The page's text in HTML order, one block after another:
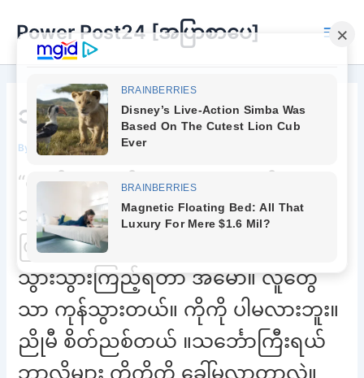
content
Power Post24 [အပြာစာပေ]
Main
သဲမထိန်းနိုင်တော့ဘူး ကိုကိုရယ်
By Chee Buu/February 16, 2023
“ဘော် … ဘော်” “ဘူ … ဘူ” ကမ်းနားမှာ
သင်္ဘော ကပ်ပြန်ပြီ။ ကိုကို ဒီသင်္ဘောနဲ့
ပြန်ပါလာမှာလား။ ညိုမီ စက်ဘီးလေးနဲ့
သွားသွားကြည့်ရတာ အမော။ လူတွေ
သာ ကုန်သွားတယ်။ ကိုကို ပါမလားဘူး။
ညိုမီ စိတ်ညစ်တယ် ။သင်္ဘောကြီးရယ်
ဘာလို့များ ကိုကို့ကို ခေါ်မလာတာလဲ။